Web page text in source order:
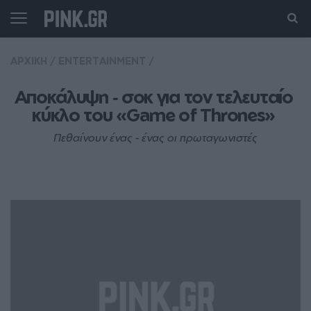
Αποκάλυψη ‑ σοκ για τον τελευταίο
κύκλο του «Game of Thrones»
Πεθαίνουν ένας - ένας οι πρωταγωνιστές